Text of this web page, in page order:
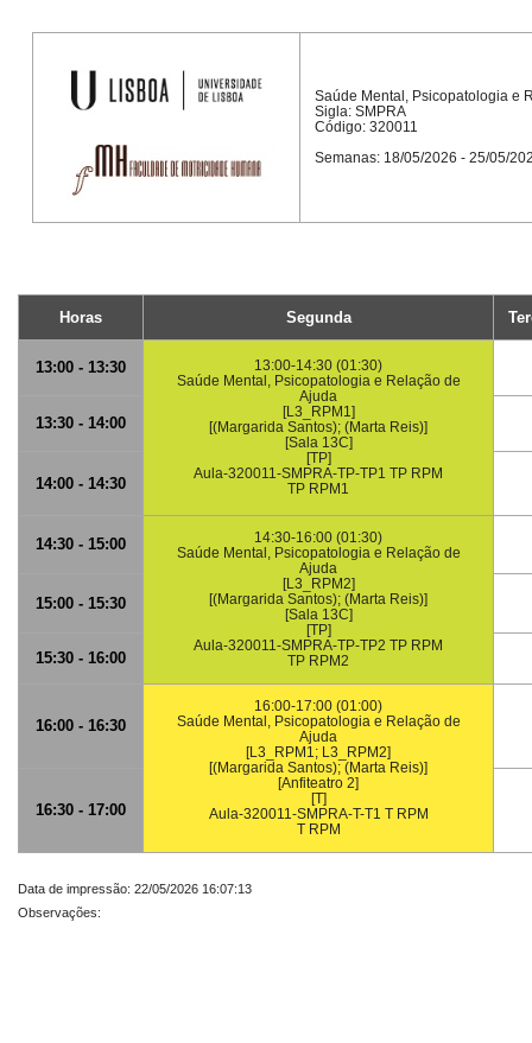
Saúde Mental, Psicopatologia e
Sigla: SMPRA
Código: 320011
Semanas: 18/05/2026 - 25/05/
Horas Segunda
13:00 - 13:30
13:00-14:30 (01:30)
Saúde Mental, Psicopatologia e Relação de
Ajuda
[L3_RPM1]
[(Margarida Santos); (Marta Reis)]
[Sala 13C]
[TP]
Aula-320011-SMPRA-TP-TP1 TP RPM
TP RPM1
13:30 - 14:00
14:00 - 14:30
14:30 - 15:00
14:30-16:00 (01:30)
Saúde Mental, Psicopatologia e Relação de
Ajuda
[L3_RPM2]
[(Margarida Santos); (Marta Reis)]
[Sala 13C]
[TP]
Aula-320011-SMPRA-TP-TP2 TP RPM
TP RPM2
15:00 - 15:30
15:30 - 16:00
16:00 - 16:30
16:00-17:00 (01:00)
Saúde Mental, Psicopatologia e Relação de
Ajuda
[L3_RPM1; L3_RPM2]
[(Margarida Santos); (Marta Reis)]
[Anfiteatro 2]
[T]
Aula-320011-SMPRA-T-T1 T RPM
T RPM
16:30 - 17:00
Data de impressão: 22/05/2026 16:07:13
Observações: